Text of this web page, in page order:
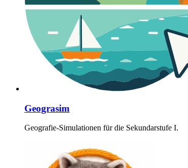
Geograsim
Geografie-Simulationen für die Sekundarstufe I.